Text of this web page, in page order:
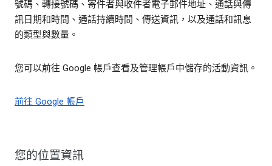
號碼、轉接號碼、寄件者與收件者電子郵件地址、通話與傳
訊日期和時間、通話持續時間、傳送資訊，以及通話和訊息
的類型與數量。
您可以前往 Google 帳戶查看及管理帳戶中儲存的活動資訊。
前往 Google 帳戶
您的位置資訊